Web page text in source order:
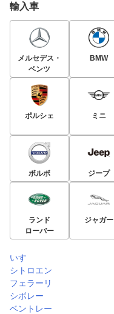
輸入車
メルセデス・
ベンツ
BMW
ポルシェ ミニ
ボルボ ジープ
ランド
ローバー
ジャガー
いすゞ
シトロエン
フェラーリ
シボレー
ベントレー